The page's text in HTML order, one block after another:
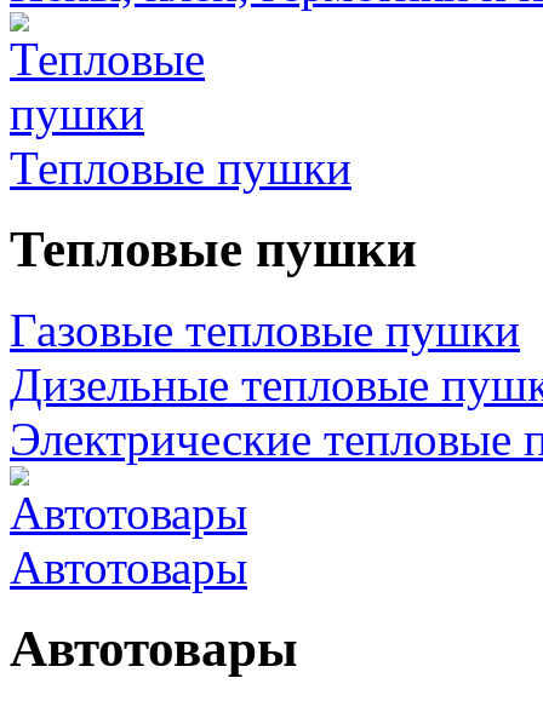
Тепловые пушки
Тепловые пушки
Газовые тепловые пушки
Дизельные тепловые
Электрические тепловые
Автотовары
Автотовары